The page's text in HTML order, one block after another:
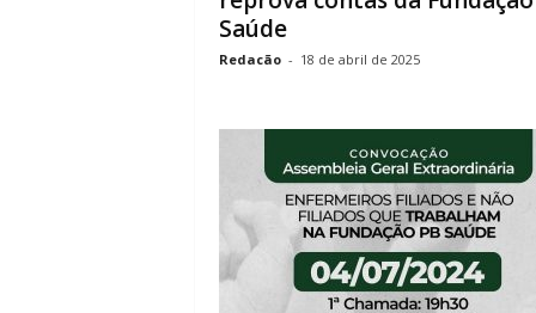
Saúde
Redacão - 18 de abril de 2025